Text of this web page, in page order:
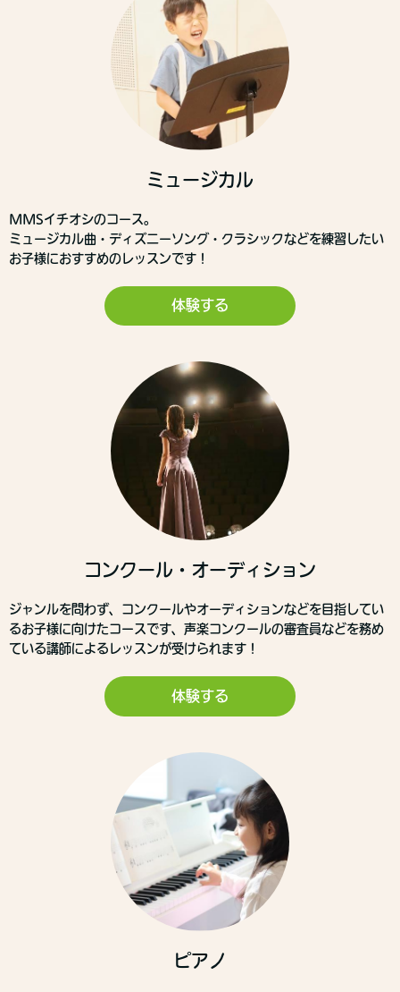
ミュージカル
MMSイチオシのコース。
ミュージカル曲・ディズニーソング・クラシックなどを練習したい
お子様におすすめのレッスンです！
体験する
コンクール・オーディション
ジャンルを問わず、コンクールやオーディションなどを目指してい
るお子様に向けたコースです、声楽コンクールの審査員などを務め
ている講師によるレッスンが受けられます！
体験する
ピアノ